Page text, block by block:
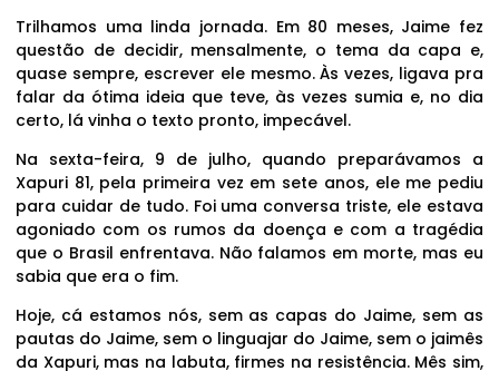
Trilhamos uma linda jornada. Em 80 meses, Jaime fez
questão de decidir, mensalmente, o tema da capa e,
quase sempre, escrever ele mesmo. Às vezes, ligava pra
falar da ótima ideia que teve, às vezes sumia e, no dia
certo, lá vinha o texto pronto, impecável.
Na sexta-feira, 9 de julho, quando preparávamos a
Xapuri 81, pela primeira vez em sete anos, ele me pediu
para cuidar de tudo. Foi uma conversa triste, ele estava
agoniado com os rumos da doença e com a tragédia
que o Brasil enfrentava. Não falamos em morte, mas eu
sabia que era o fim.
Hoje, cá estamos nós, sem as capas do Jaime, sem as
pautas do Jaime, sem o linguajar do Jaime, sem o jaimês
da Xapuri, mas na labuta, firmes na resistência. Mês sim,